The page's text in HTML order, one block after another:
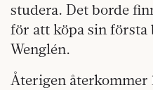
studera. Det borde
för att köpa sin första
Wenglén.
Återigen återkommer